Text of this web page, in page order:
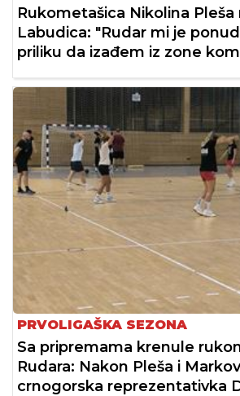
Rukometašica Nikolina Pleša
Labudica: "Rudar mi je
priliku da izađem iz zone
PRVOLIGAŠKA SEZONA
Sa pripremama krenule
Rudara: Nakon Pleša i
crnogorska reprezentativka